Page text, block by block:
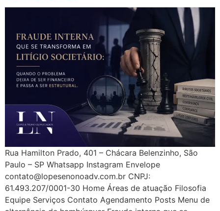
Rua Hamilton Prado, 401 – Chácara Belenzinho, São
Paulo – SP Whatsapp Instagram Envelope
contato@lopesenonoadv.com.br CNPJ:
61.493.207/0001-30 Home Áreas de atuação Filosofia
Equipe Serviços Contato Agendamento Posts Menu de